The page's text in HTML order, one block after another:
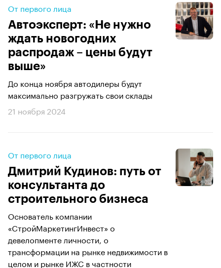
От первого лица
Автоэксперт: «Не нужно
ждать новогодних
распродаж – цены будут
выше»
До конца ноября автодилеры будут
максимально разгружать свои склады
21 ноября 2024
От первого лица
Дмитрий Кудинов: путь от
консультанта до
строительного бизнеса
Основатель компании
«СтройМаркетингИнвест» о
девелопменте личности, о
трансформации на рынке недвижимости в
целом и рынке ИЖС в частности